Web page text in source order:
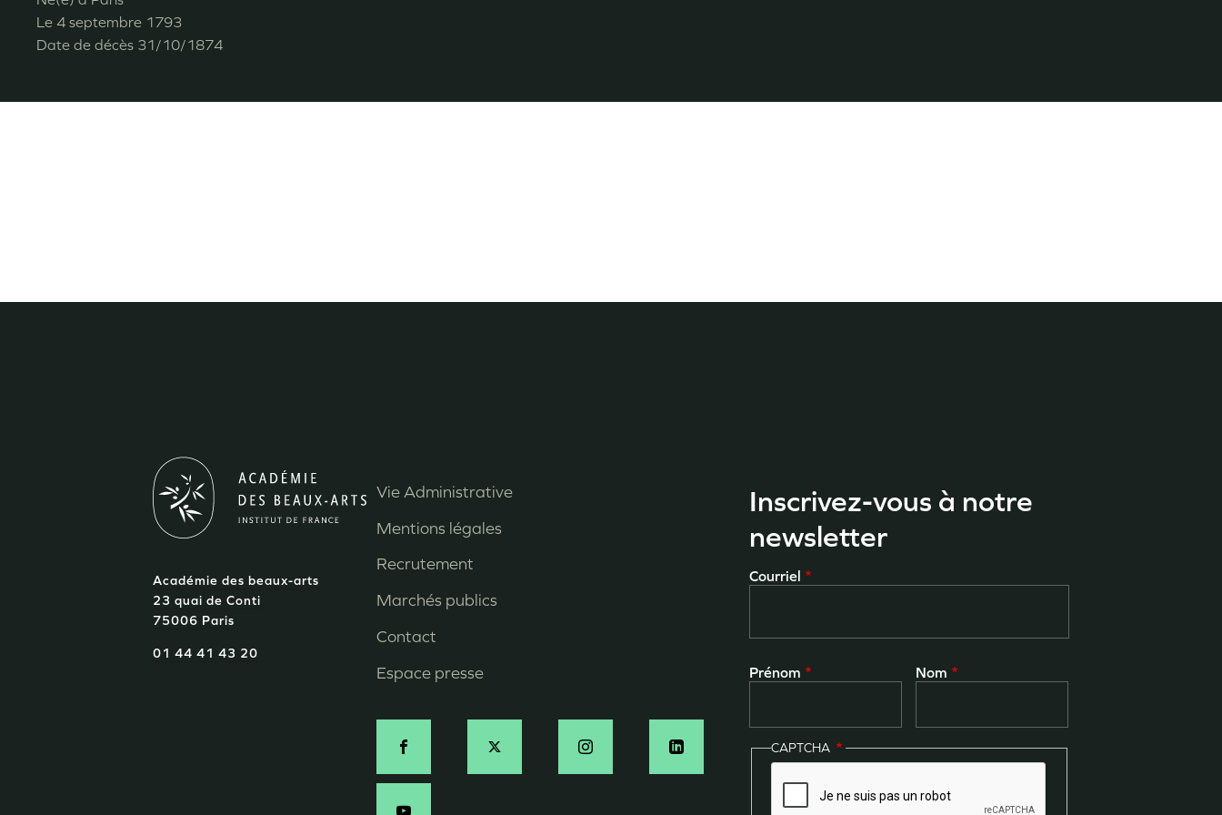
Le 4 septembre 1793
Date de décès 31/10/1874
Académie des beaux-arts
23 quai de Conti
75006 Paris
01 44 41 43 20
Menu
Pied
de
page
Vie Administrative
Mentions légales
Recrutement
Marchés publics
Contact
Espace presse
Social
Inscrivez-vous à notre
newsletter
Courriel
Prénom Nom
CAPTCHA